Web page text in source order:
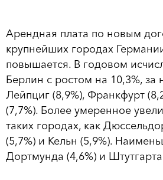
Арендная плата по новым
крупнейших городах
повышается. В годовом
Берлин с ростом на 10,3%, за
Лейпциг (8,9%), Франкфурт
(7,7%). Более умеренное
таких городах, как
(5,7%) и Кельн (5,9%).
Дортмунда (4,6%) и